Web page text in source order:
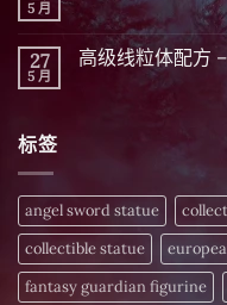
隐
千
年
中
富
密 5
分
钟
5 月
在
万
频
率
疗
愈
〉
中
尚
無
留
言
27
5 月
高级线粒体配方
–
为
您
的
细
胞
注
标签
angel sword statue
collectible statue
fantasy guardian figurine